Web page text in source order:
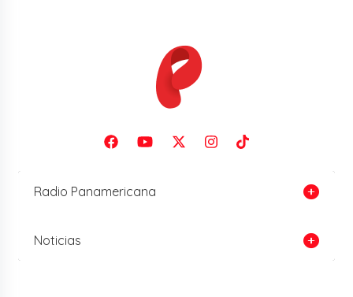
Radio Panamericana
Noticias